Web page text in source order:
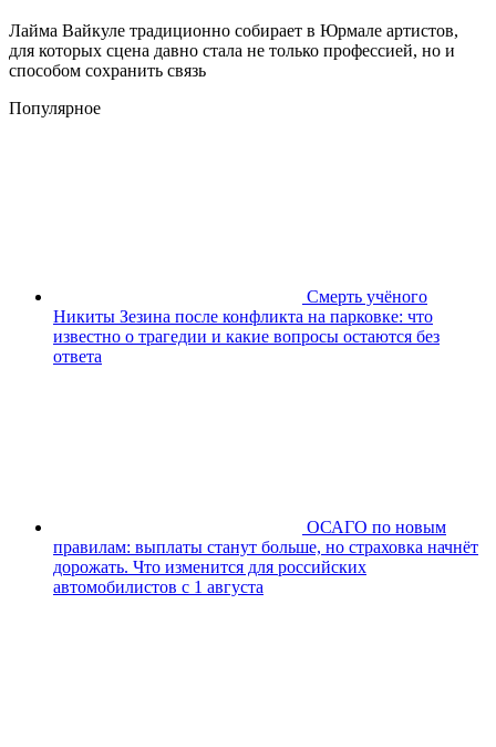
Лайма Вайкуле традиционно собирает в Юрмале артистов,
для которых сцена давно стала не только профессией, но и
способом сохранить связь
Популярное
Смерть учёного
Никиты Зезина после конфликта на парковке: что
известно о трагедии и какие вопросы остаются без
ответа
ОСАГО по новым
правилам: выплаты станут больше, но страховка начнёт
дорожать. Что изменится для российских
автомобилистов с 1 августа